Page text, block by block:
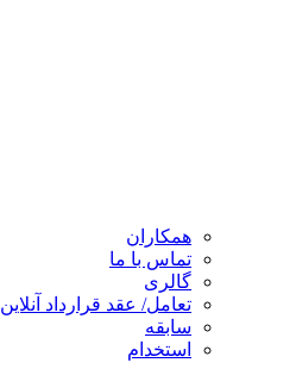
همکاران
تماس با ما
گالری
تعامل/ عقد قرارداد آنلاین
سابقه
استخدام